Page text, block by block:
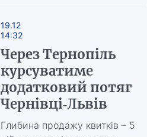
19.12
14:32
Через Тернопіль
курсуватиме
додатковий потяг
Чернівці-Львів
Глибина продажу квитків – 5